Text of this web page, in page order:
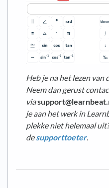
Heb je na het lezen van
Neem dan gerust
via
je aan het werk in
plekke niet helemaal
de supporttoeter.